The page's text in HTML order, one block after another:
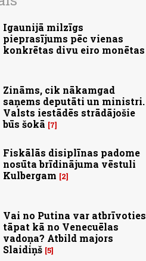
Igaunijā milzīgs
pieprasījums pēc vienas
konkrētas divu eiro monētas
Zināms, cik nākamgad
saņems deputāti un ministri.
Valsts iestādēs strādājošie
būs šokā
7
Fiskālās disiplīnas padome
nosūta brīdinājuma vēstuli
Kulbergam
2
Vai no Putina var atbrīvoties
tāpat kā no Venecuēlas
vadoņa? Atbild majors
Slaidiņš 5